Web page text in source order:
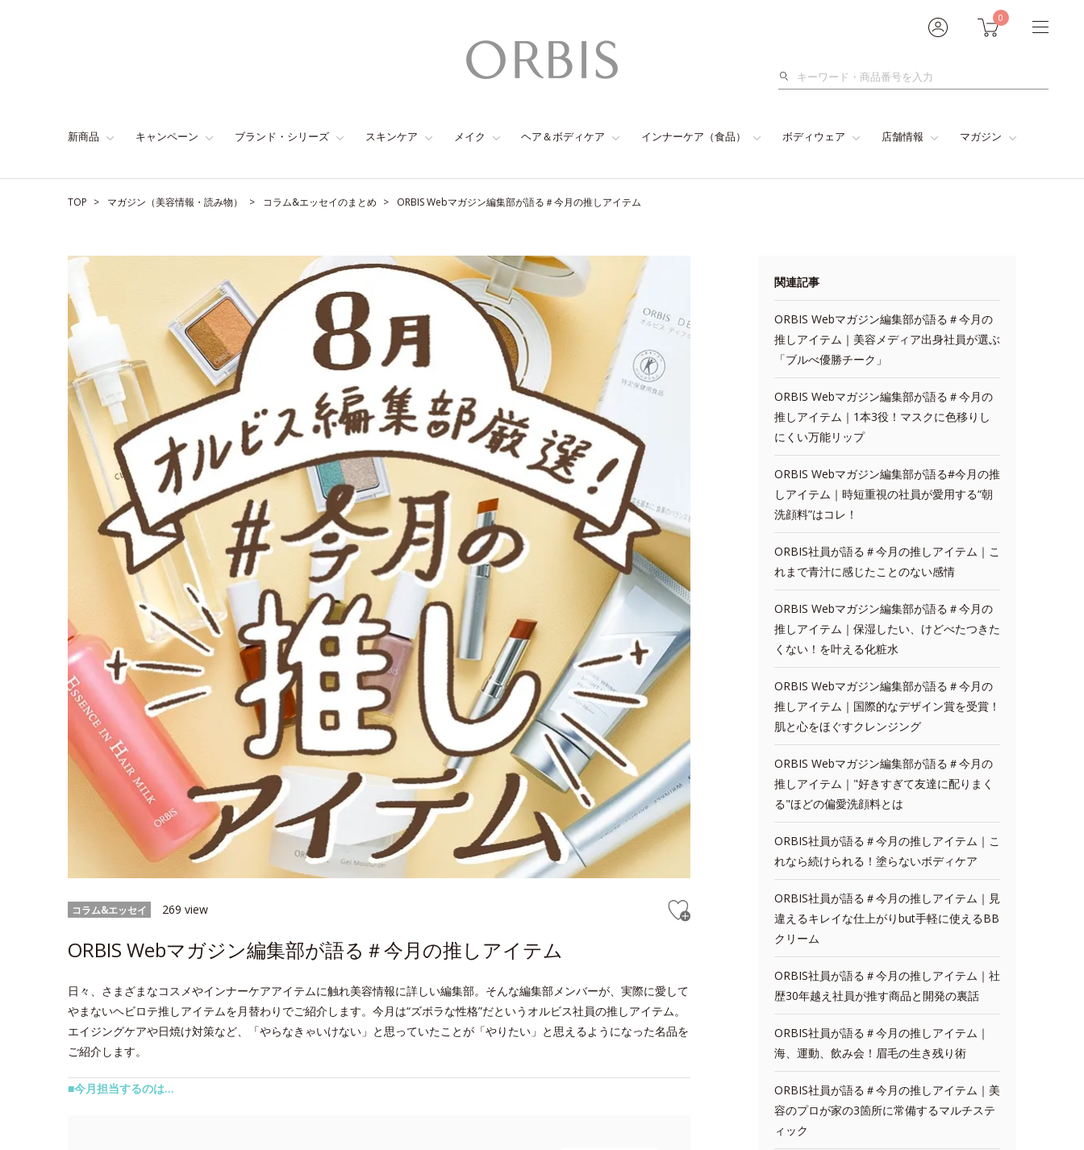
0
検
新商品 キャンペーン ブランド・シリーズ スキンケア メイク ヘア＆ボディケア インナーケア（食品） ボディウェア 店舗情報 マガジン
TOP マガジン（美容情報・読み物） コラム&エッセイのまとめ ORBIS Webマガジン編集部が語る＃今月の推しアイテム
コラム&エッセイ 269 view
ORBIS Webマガジン編集部が語る＃今月の推しアイテム
日々、さまざまなコスメやインナーケアアイテムに触れ美容情報に詳しい編集部。そんな編集部メンバーが、実際に愛して
やまないヘビロテ推しアイテムを月替わりでご紹介します。今月は“ズボラな性格”だというオルビス社員の推しアイテム。
エイジングケアや日焼け対策など、「やらなきゃいけない」と思っていたことが「やりたい」と思えるようになった名品を
ご紹介します。
■今月担当するのは…
関連記事
ORBIS Webマガジン編集部が語る＃今月の
推しアイテム｜美容メディア出身社員が選ぶ
「ブルべ優勝チーク」
ORBIS Webマガジン編集部が語る＃今月の
推しアイテム｜1本3役！マスクに色移りし
にくい万能リップ
ORBIS Webマガジン編集部が語る#今月の推
しアイテム｜時短重視の社員が愛用する“朝
洗顔料”はコレ！
ORBIS社員が語る＃今月の推しアイテム｜こ
れまで青汁に感じたことのない感情
ORBIS Webマガジン編集部が語る＃今月の
推しアイテム｜保湿したい、けどべたつきた
くない！を叶える化粧水
ORBIS Webマガジン編集部が語る＃今月の
推しアイテム｜国際的なデザイン賞を受賞！
肌と心をほぐすクレンジング
ORBIS Webマガジン編集部が語る＃今月の
推しアイテム｜"好きすぎて友達に配りまく
る"ほどの偏愛洗顔料とは
ORBIS社員が語る＃今月の推しアイテム｜こ
れなら続けられる！塗らないボディケア
ORBIS社員が語る＃今月の推しアイテム｜見
違えるキレイな仕上がりbut手軽に使えるBB
クリーム
ORBIS社員が語る＃今月の推しアイテム｜社
歴30年越え社員が推す商品と開発の裏話
ORBIS社員が語る＃今月の推しアイテム｜
海、運動、飲み会！眉毛の生き残り術
ORBIS社員が語る＃今月の推しアイテム｜美
容のプロが家の3箇所に常備するマルチステ
ィック